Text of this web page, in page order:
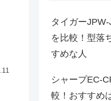
タイガー
を比較！型落
すめな人
シャープEC-
較！おすすめ